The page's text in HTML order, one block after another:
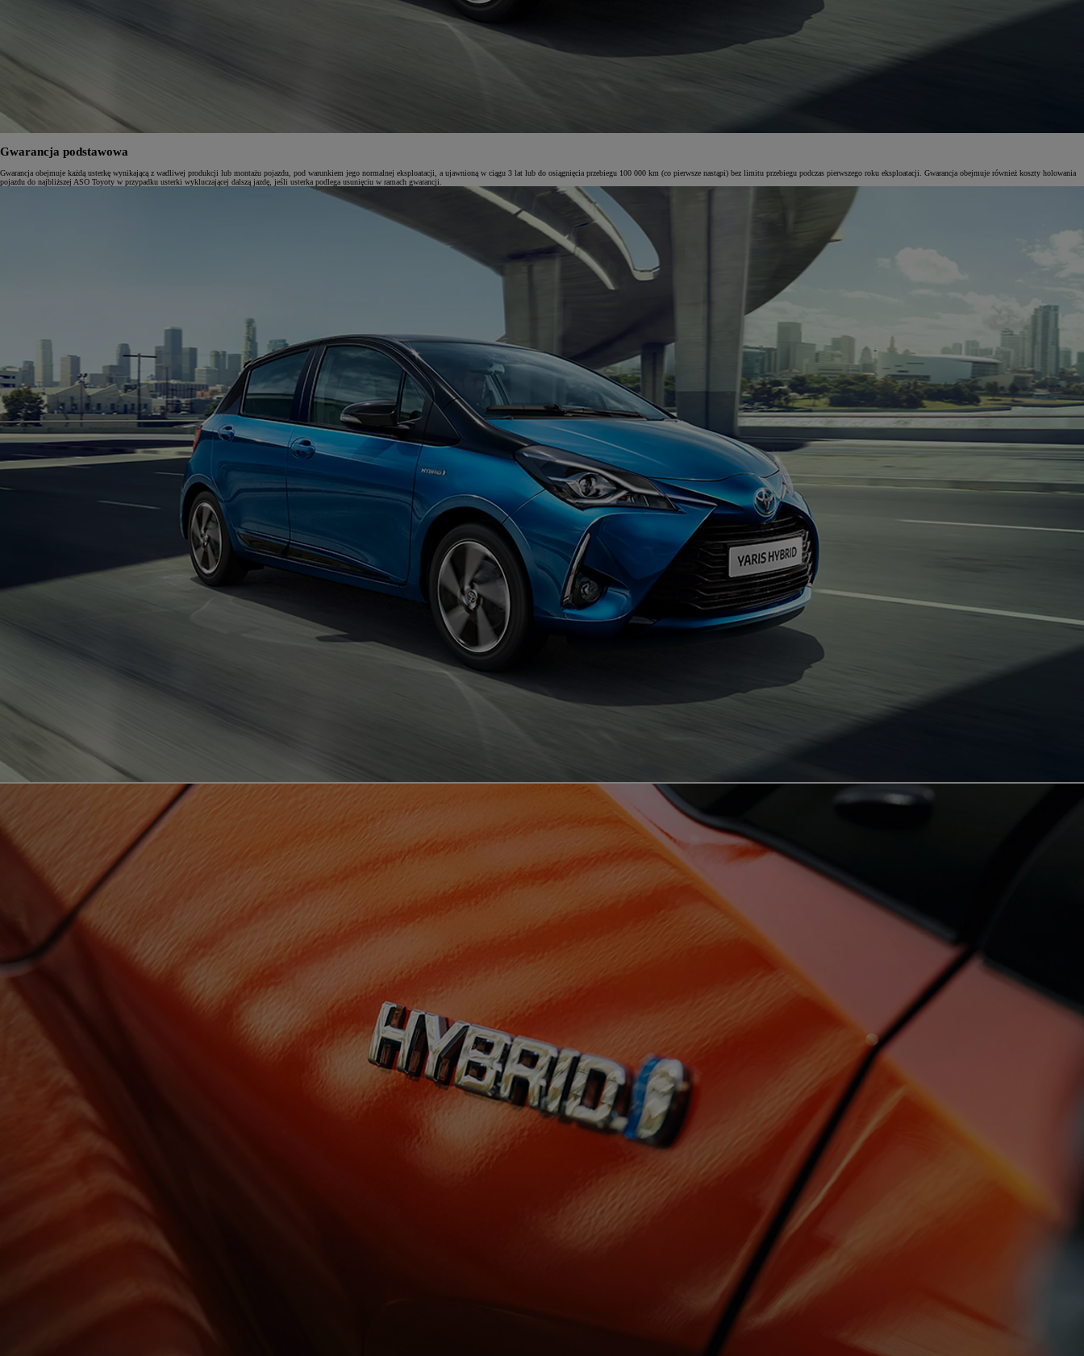
Gwarancja podstawowa
Gwarancja obejmuje każdą usterkę wynikającą z wadliwej produkcji lub montażu pojazdu, pod warunkiem jego normalnej eksploatacji, a ujawnioną w ciągu 3 lat lub do osiągnięcia przebiegu 100 000 km (co pierwsze nastąpi) bez limitu przebiegu podczas pierwszego roku eksploatacji. Gwarancja obejmuje również koszty holowania
pojazdu do najbliższej ASO Toyoty w przypadku usterki wykluczającej dalszą jazdę, jeśli usterka podlega usunięciu w ramach gwarancji.